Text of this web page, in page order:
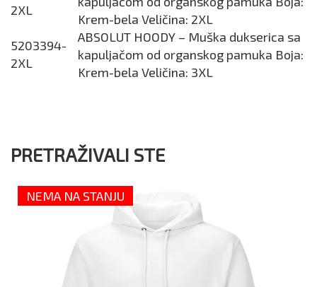
2XL
Krem-bela Veličina: 2XL
5203394-
2XL
ABSOLUT HOODY – Muška dukserica sa
kapuljačom od organskog pamuka Boja:
Krem-bela Veličina: 3XL
PRETRAŽIVALI STE
NEMA NA STANJU